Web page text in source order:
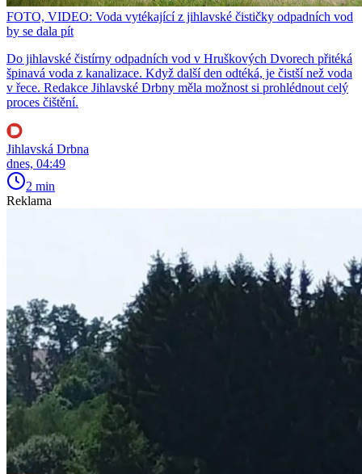
FOTO, VIDEO: Voda vytékající z jihlavské čističky odpadních vod
by se dala pít
Do jihlavské čistírny odpadních vod v Hruškových Dvorech přitéká
špinavá voda z kanalizace. Když další den odtéká, je čistší než voda
v řece. Redakce Jihlavské Drbny měla možnost si prohlédnout celý
proces čištění.
Jihlavská Drbna
dnes, 04:49
2 min
Reklama